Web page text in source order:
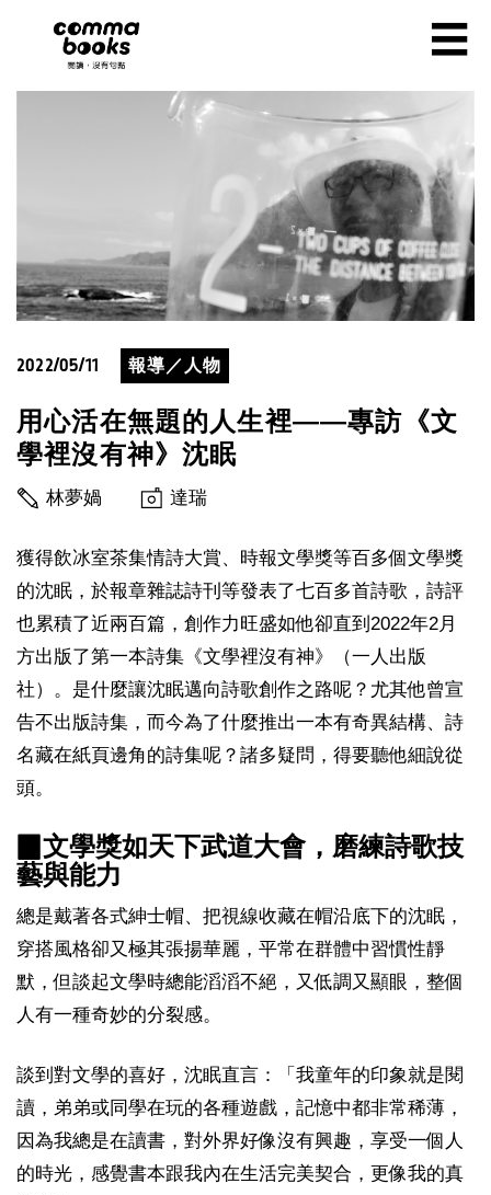
☰
2022/05/11 報導／人物
用心活在無題的人生裡——專訪《文
學裡沒有神》沈眠
林夢媧 達瑞
獲得飲冰室茶集情詩大賞、時報文學獎等百多個文學獎
的沈眠，於報章雜誌詩刊等發表了七百多首詩歌，詩評
也累積了近兩百篇，創作力旺盛如他卻直到2022年2月
方出版了第一本詩集《文學裡沒有神》（一人出版
社）。是什麼讓沈眠邁向詩歌創作之路呢？尤其他曾宣
告不出版詩集，而今為了什麼推出一本有奇異結構、詩
名藏在紙頁邊角的詩集呢？諸多疑問，得要聽他細說從
頭。
▉文學獎如天下武道大會，磨練詩歌技
藝與能力
總是戴著各式紳士帽、把視線收藏在帽沿底下的沈眠，
穿搭風格卻又極其張揚華麗，平常在群體中習慣性靜
默，但談起文學時總能滔滔不絕，又低調又顯眼，整個
人有一種奇妙的分裂感。
談到對文學的喜好，沈眠直言：「我童年的印象就是閱
讀，弟弟或同學在玩的各種遊戲，記憶中都非常稀薄，
因為我總是在讀書，對外界好像沒有興趣，享受一個人
的時光，感覺書本跟我內在生活完美契合，更像我的真